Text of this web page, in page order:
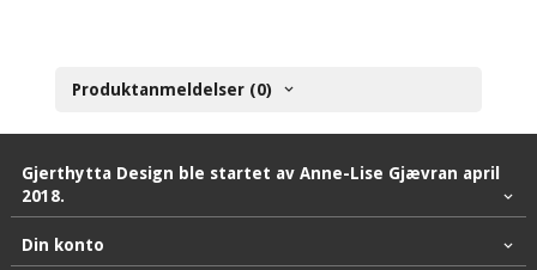
Produktanmeldelser (0)
Gjerthytta Design ble startet av Anne-Lise Gjævran april
2018.
Din konto